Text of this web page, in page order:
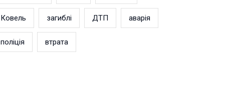
Ковель загиблі ДТП аварія
поліція втрата